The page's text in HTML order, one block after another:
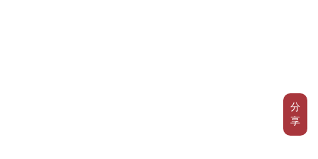
分
享